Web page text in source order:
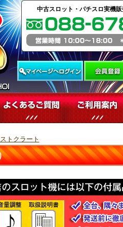
中古スロット・パチスロ実機販
トクラート